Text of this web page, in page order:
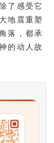
了感受它
地震重塑
落，都承
的动人故